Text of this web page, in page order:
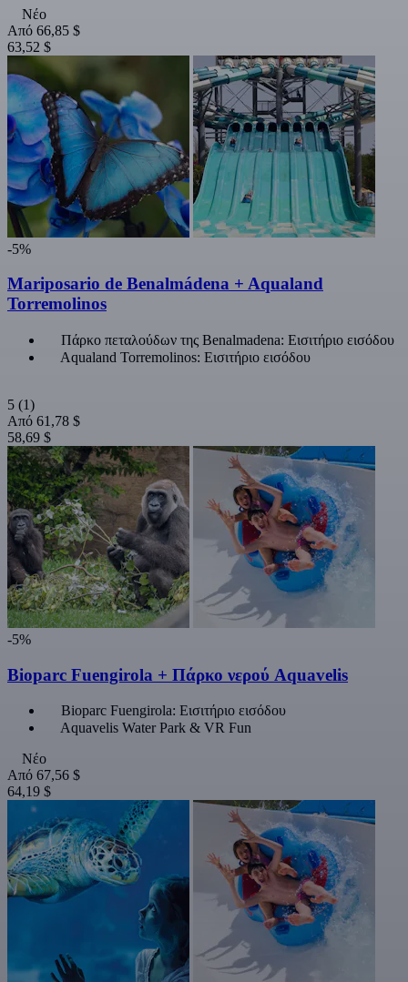
Νέο
Από 66,85 $
63,52 $
-5%
Mariposario de Benalmádena + Aqualand
Torremolinos
Πάρκο πεταλούδων της Benalmadena: Εισιτήριο εισόδου
Aqualand Torremolinos: Εισιτήριο εισόδου
5 (1)
Από 61,78 $
58,69 $
-5%
Bioparc Fuengirola + Πάρκο νερού Aquavelis
Bioparc Fuengirola: Εισιτήριο εισόδου
Aquavelis Water Park & VR Fun
Νέο
Από 67,56 $
64,19 $